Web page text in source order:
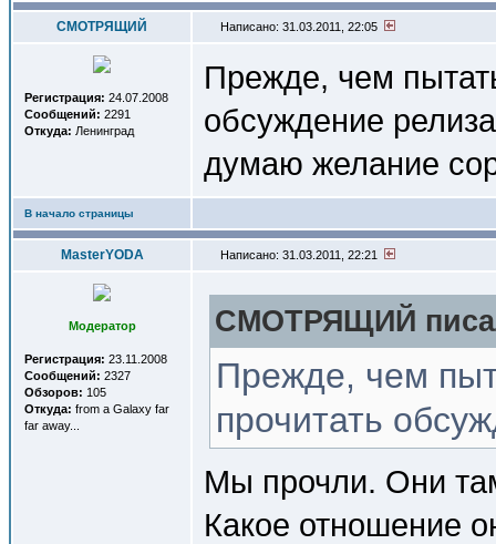
СМОТРЯЩИЙ Написано: 31.03.2011, 22:05
Регистрация: 24.07.2008
Сообщений: 2291
Откуда: Ленинград
Прежде, чем
обсуждение
думаю желание
В начало страницы
MasterYODA Написано: 31.03.2011, 22:21
Модератор
Регистрация: 23.11.2008
Сообщений: 2327
Обзоров: 105
Откуда: from a Galaxy far
far away...
СМОТРЯЩИЙ
Прежде, чем
прочитать
Мы прочли. Они
Какое отношение